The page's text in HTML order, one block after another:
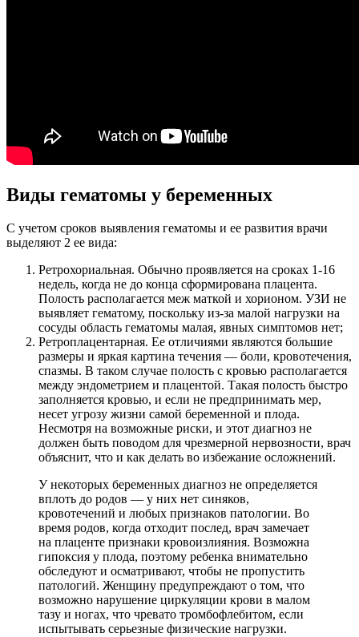
Виды гематомы у беременных
С учетом сроков выявления гематомы и ее развития врачи
выделяют 2 ее вида:
Ретрохориальная. Обычно проявляется на сроках 1-16
недель, когда не до конца сформирована плацента.
Полость располагается меж маткой и хорионом. УЗИ не
выявляет гематому, поскольку из-за малой нагрузки на
сосуды область гематомы малая, явных симптомов нет;
Ретроплацентарная. Ее отличиями являются большие
размеры и яркая картина течения — боли, кровотечения,
спазмы. В таком случае полость с кровью располагается
между эндометрием и плацентой. Такая полость быстро
заполняется кровью, и если не предпринимать мер,
несет угрозу жизни самой беременной и плода.
Несмотря на возможные риски, и этот диагноз не
должен быть поводом для чрезмерной нервозности, врач
объяснит, что и как делать во избежание осложнений.
У некоторых беременных диагноз не определяется
вплоть до родов — у них нет синяков,
кровотечений и любых признаков патологии. Во
время родов, когда отходит послед, врач замечает
на плаценте признаки кровоизлияния. Возможна
гипоксия у плода, поэтому ребенка внимательно
обследуют и осматривают, чтобы не пропустить
патологий. Женщину предупреждают о том, что
возможно нарушение циркуляции крови в малом
тазу и ногах, что чревато тромбофлебитом, если
испытывать серьезные физические нагрузки.